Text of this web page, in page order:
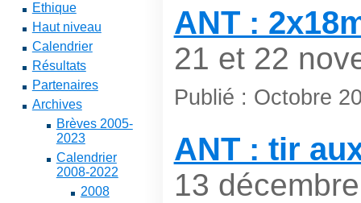
Ethique
Haut niveau
Calendrier
Résultats
Partenaires
Archives
Brèves 2005-
2023
Calendrier
2008-2022
2008
ANT :
21 et 22
Publié : Octobre
ANT : tir
13 décembre